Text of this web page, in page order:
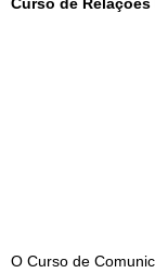
O Curso de